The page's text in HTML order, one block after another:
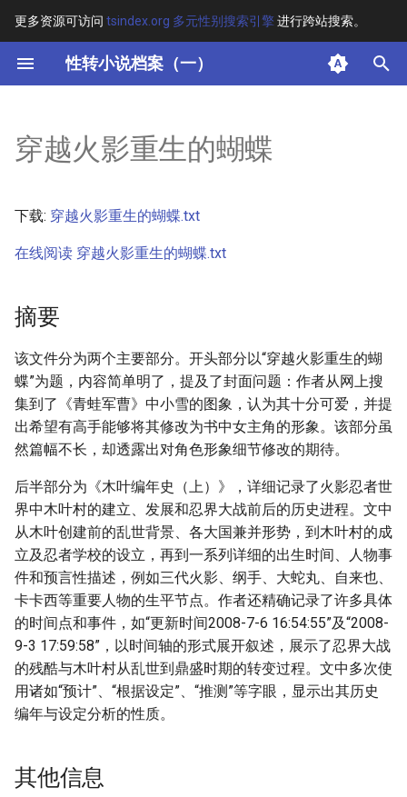
更多资源可访问 tsindex.org 多元性别搜索引擎进行跨站搜索。
性转小说档案（一）
键
开
搜
索
其他信息
正文
穿越火影重生的蝴蝶
下载: 穿越火影重生的蝴蝶.txt
在线阅读 穿越火影重生的蝴蝶.txt
摘要
该文件分为两个主要部分。开头部分以“穿越火影重生的蝴
蝶”为题，内容简单明了，提及了封面问题：作者从网上搜
集到了《青蛙军曹》中小雪的图象，认为其十分可爱，并提
出希望有高手能够将其修改为书中女主角的形象。该部分虽
然篇幅不长，却透露出对角色形象细节修改的期待。
后半部分为《木叶编年史（上）》，详细记录了火影忍者世
界中木叶村的建立、发展和忍界大战前后的历史进程。文中
从木叶创建前的乱世背景、各大国兼并形势，到木叶村的成
立及忍者学校的设立，再到一系列详细的出生时间、人物事
件和预言性描述，例如三代火影、纲手、大蛇丸、自来也、
卡卡西等重要人物的生平节点。作者还精确记录了许多具体
的时间点和事件，如“更新时间2008-7-6 16:54:55”及“2008-
9-3 17:59:58”，以时间轴的形式展开叙述，展示了忍界大战
的残酷与木叶村从乱世到鼎盛时期的转变过程。文中多次使
用诸如“预计”、“根据设定”、“推测”等字眼，显示出其历史
编年与设定分析的性质。
其他信息